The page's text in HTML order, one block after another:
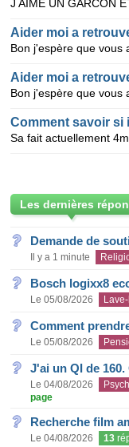
Comment savoir si
Les dernières
Demande de
Il y a 1 minute
Bosch logixx8
Le 05/08/2026
Comment
Le 05/08/2026
J'ai un QI de
Le 04/08/2026
page
Recherche film
Le 04/08/2026 13